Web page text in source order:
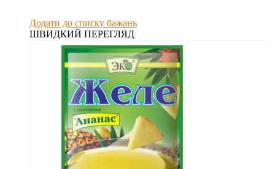
Додати до списку бажань
ШВИДКИЙ ПЕРЕГЛЯД